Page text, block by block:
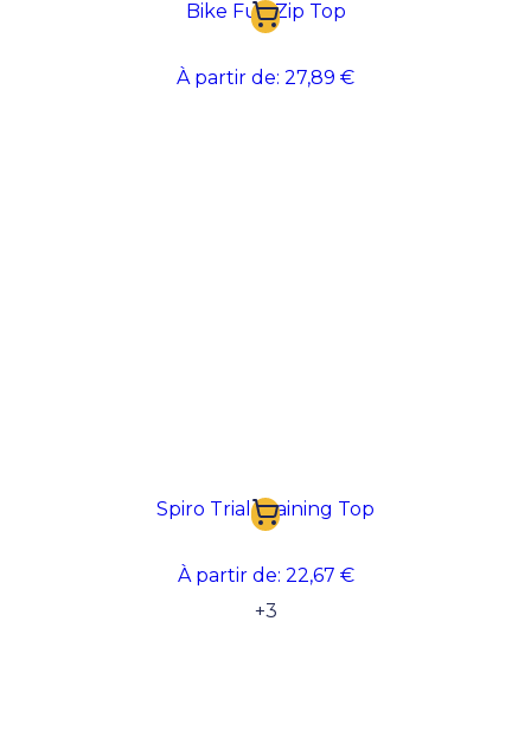
rapide de la sueur et une régulation thermique
optimale. Que ce soit pour le football, le basket-ball,
coupes adaptées à chaque discipline pour garantir
Bike Full Zip Top
À partir de: 27,89 €
Spiro Trial Training Top
À partir de: 22,67 €
+3